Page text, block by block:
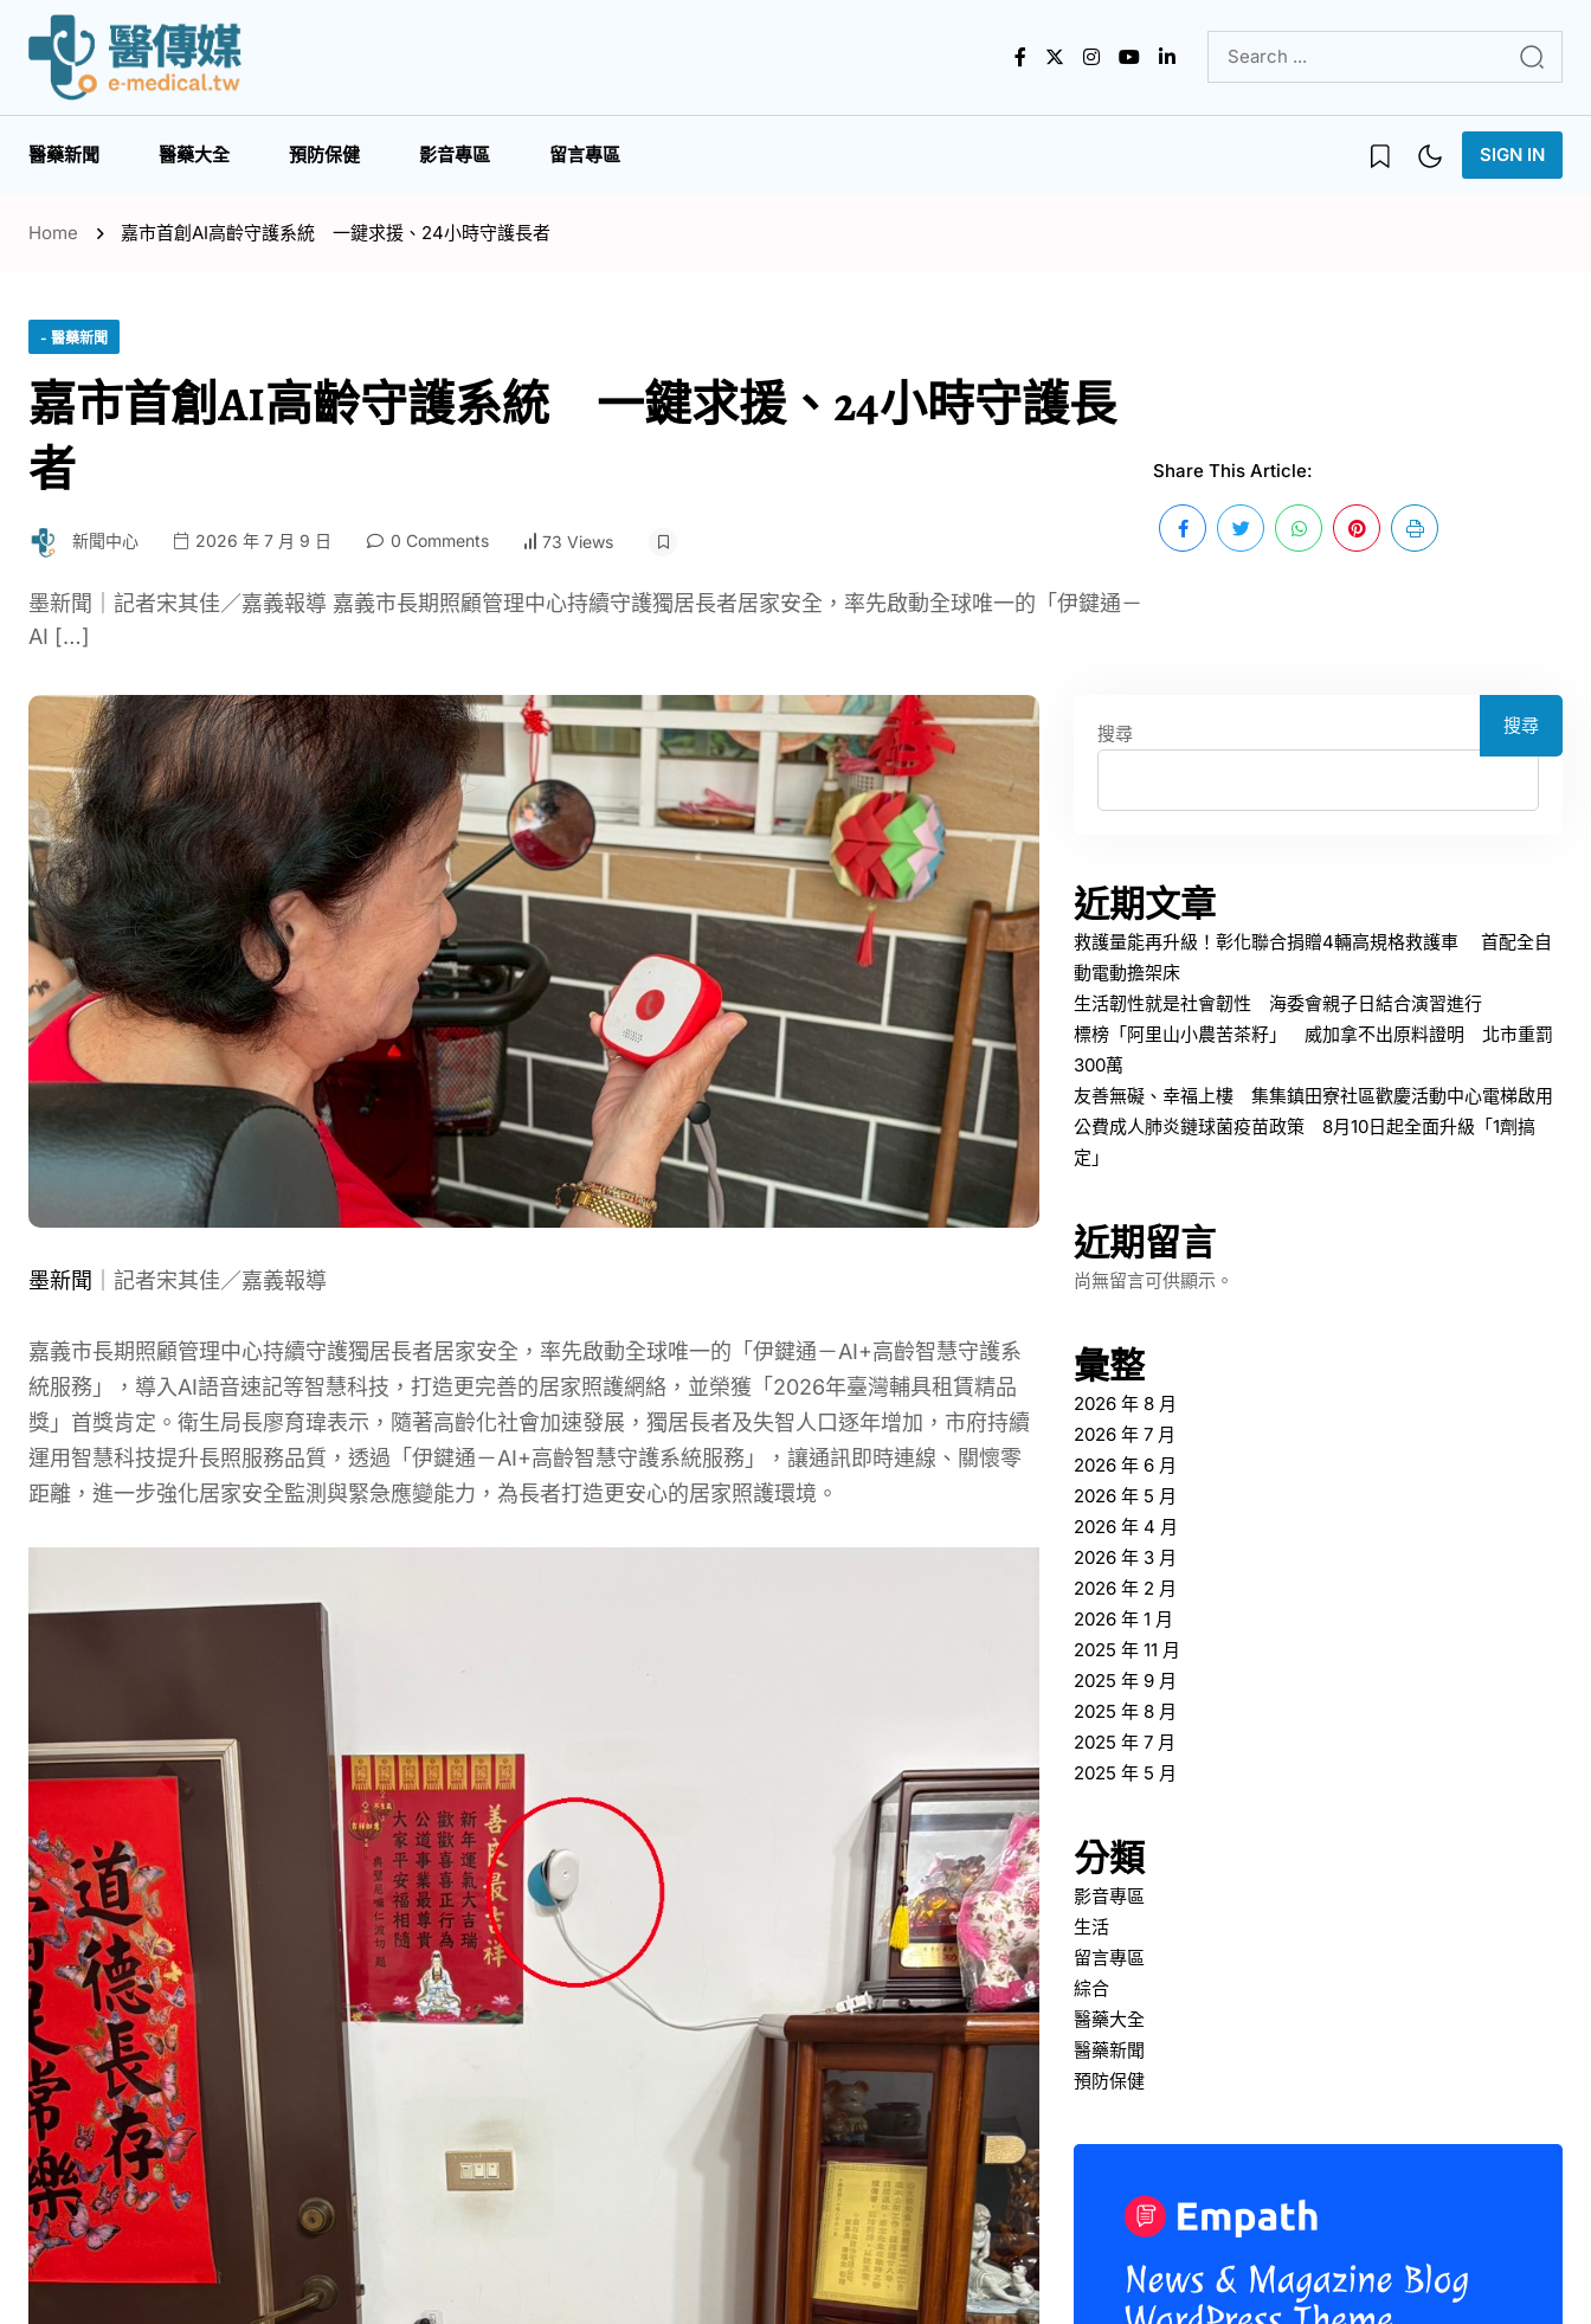
醫藥新聞 醫藥大全 預防保健 影音專區 留言專區 SIGN IN
Home 嘉市首創AI高齡守護系統 一鍵求援、24小時守護長者
- 醫藥新聞
嘉市首創AI高齡守護系統 一鍵求援、24小時守護長
者
新聞中心 2026 年 7 月 9 日 0 Comments 73 Views
墨新聞｜記者宋其佳／嘉義報導 嘉義市長期照顧管理中心持續守護獨居長者居家安全，率先啟動全球唯一的「伊鍵通－
AI […]
Share This Article:
墨新聞 ｜記者宋其佳／嘉義報導
嘉義市長期照顧管理中心持續守護獨居長者居家安全，率先啟動全球唯一的「伊鍵通－AI+高齡智慧守護系
統服務」，導入AI語音速記等智慧科技，打造更完善的居家照護網絡，並榮獲「2026年臺灣輔具租賃精品
獎」首獎肯定。衛生局長廖育瑋表示，隨著高齡化社會加速發展，獨居長者及失智人口逐年增加，市府持續
運用智慧科技提升長照服務品質，透過「伊鍵通－AI+高齡智慧守護系統服務」，讓通訊即時連線、關懷零
距離，進一步強化居家安全監測與緊急應變能力，為長者打造更安心的居家照護環境。
搜尋 搜尋
近期文章
救護量能再升級！彰化聯合捐贈4輛高規格救護車 首配全自
動電動擔架床
生活韌性就是社會韌性 海委會親子日結合演習進行
標榜「阿里山小農苦茶籽」 威加拿不出原料證明 北市重罰
300萬
友善無礙、幸福上樓 集集鎮田寮社區歡慶活動中心電梯啟用
公費成人肺炎鏈球菌疫苗政策 8月10日起全面升級「1劑搞
定」
近期留言
尚無留言可供顯示。
彙整
2026 年 8 月
2026 年 7 月
2026 年 6 月
2026 年 5 月
2026 年 4 月
2026 年 3 月
2026 年 2 月
2026 年 1 月
2025 年 11 月
2025 年 9 月
2025 年 8 月
2025 年 7 月
2025 年 5 月
分類
影音專區
生活
留言專區
綜合
醫藥大全
醫藥新聞
預防保健